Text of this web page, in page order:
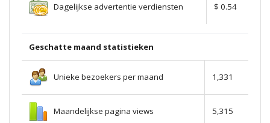
Dagelijkse advertentie verdiensten $ 0.54
Geschatte maand statistieken
Unieke bezoekers per maand 1,331
Maandelijkse pagina views 5,315